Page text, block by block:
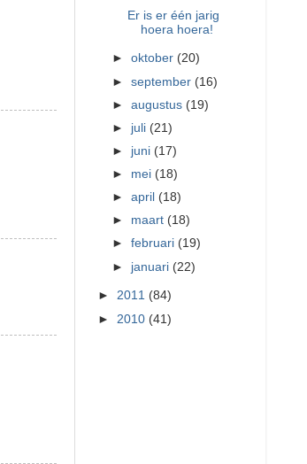
Er is er één jarig
hoera hoera!
►oktober (20)
►september (16)
►augustus (19)
► juli (21)
► juni (17)
► mei (18)
►april (18)
► maart (18)
►februari (19)
► januari (22)
► 2011 (84)
► 2010 (41)